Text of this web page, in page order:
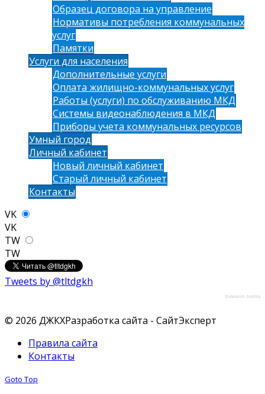
Образец договора на управление
Нормативы потребления коммунальных
услуг
Памятки
Услуги для населения
Дополнительные услуги
Оплата жилищно-коммунальных услуг
Работы (услуги) по обслуживанию МКД
Системы видеонаблюдения в МКД
Приборы учета коммунальных ресурсов
Умный город
Личный кабинет
Новый личный кабинет
Старый личный кабинет
Контакты
VK
VK
TW
TW
Tweets by @tltdgkh
Extension Joomla
© 2026 ДЖКХРазработка сайта - СайтЭксперт
Правила сайта
Контакты
Goto Top